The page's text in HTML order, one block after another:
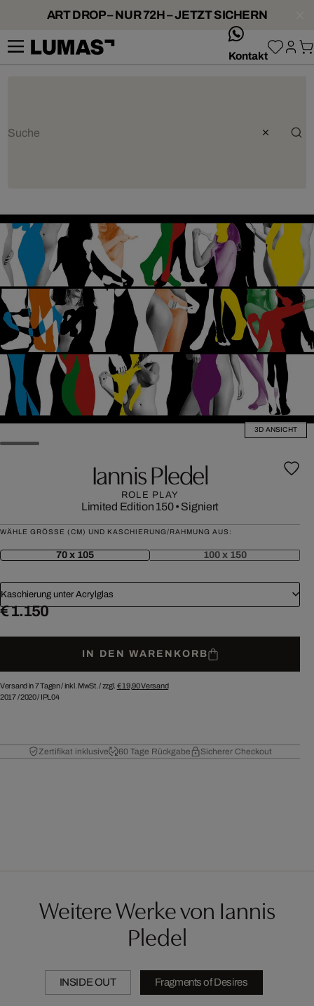
ART DROP – NUR 72H – JETZT SICHERN
Kontakt
3D ANSICHT
Iannis Pledel
ROLE PLAY
Limited Edition 150• Signiert
WÄHLE GRÖSSE (CM) UND KASCHIERUNG/RAHMUNG AUS:
70 x 105 100 x 150
Kaschierung unter Acrylglas
€ 1.150
IN DEN WARENKORB
Versand in 7 Tagen /inkl. MwSt. / zzgl. € 19,90Versand
2017/2020/ IPL04
Zertifikat inklusive 60 Tage Rückgabe Sicherer Checkout
Weitere Werke von Iannis
Pledel
INSIDE OUT Fragments of Desires